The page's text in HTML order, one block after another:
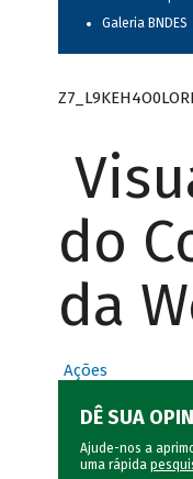
Galeria BNDES
do
da
Ações
DÊ SUA
Ajude-nos a
uma rápida